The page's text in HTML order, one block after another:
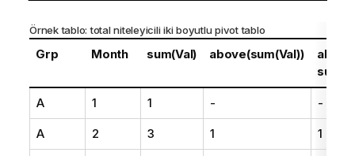
Örnek tablo:totalniteleyicili iki boyutlu pivot tablo
Grp Month sum(Val) above(sum(Val))
A 1 1 - -
A 2 3 1 1